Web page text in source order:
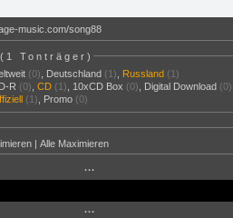
music.com/song88
1 Tonträger)
(0) Deutschland (1) Russland (1)
R (0) ,CD (1) 10xCD Box (0) Digital Download (0)
(1) Promo (0)
|Alle Maximieren
···
···